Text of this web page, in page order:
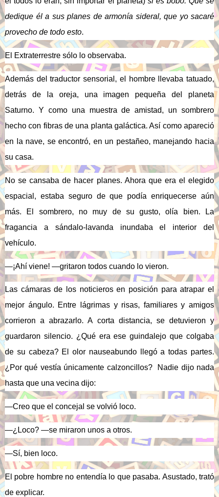
dedique él a sus planes de armonía sideral, que yo sacaré
provecho de todo esto.
El Extraterrestre sólo lo observaba.
Además del traductor sensorial, el hombre llevaba tatuado,
detrás de la oreja, una imagen pequeña del planeta
Saturno. Y como una muestra de amistad, un sombrero
hecho con fibras de una planta galáctica. Así como apareció
en la nave, se encontró, en un pestañeo, manejando hacia
su casa.
No se cansaba de hacer planes. Ahora que era el elegido
espacial, estaba seguro de que podía enriquecerse aún
más. El sombrero, no muy de su gusto, olía bien. La
fragancia a sándalo-lavanda inundaba el interior del
vehículo.
—¡Ahí viene! —gritaron todos cuando lo vieron.
Las cámaras de los noticieros en posición para atrapar el
mejor ángulo. Entre lágrimas y risas, familiares y amigos
corrieron a abrazarlo. A corta distancia, se detuvieron y
guardaron silencio. ¿Qué era ese guindalejo que colgaba
de su cabeza? El olor nauseabundo llegó a todas partes.
¿Por qué vestía únicamente calzoncillos?
Nadie dijo nada
hasta que una vecina dijo:
—Creo que el concejal se volvió loco.
—¿Loco? —se miraron unos a otros.
—Sí, bien loco.
El pobre hombre no entendía lo que pasaba. Asustado, trató
de explicar.